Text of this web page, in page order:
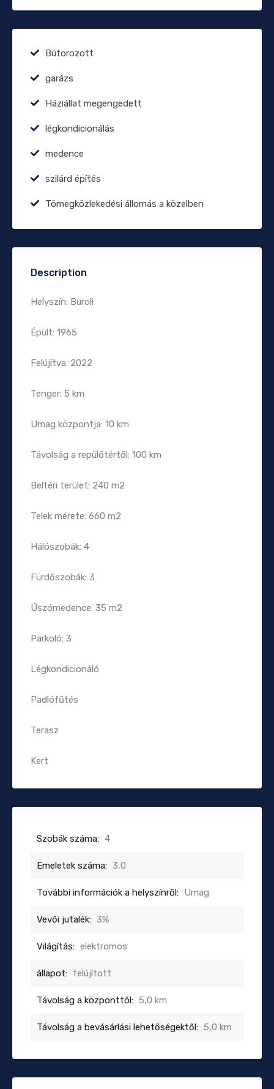
Bútorozott
garázs
Háziállat megengedett
légkondicionálás
medence
szilárd építés
Tömegközlekedési állomás a közelben
Description
Helyszín: Buroli
Épült: 1965
Felújítva: 2022
Tenger: 5 km
Umag központja: 10 km
Távolság a repülőtértől: 100 km
Beltéri terület: 240 m2
Telek mérete: 660 m2
Hálószobák: 4
Fürdőszobák: 3
Úszómedence: 35 m2
Parkoló: 3
Légkondicionáló
Padlófűtés
Terasz
Kert
Szobák száma: 4
Emeletek száma: 3,0
További információk a helyszínről: Umag
Vevői jutalék: 3%
Világítás: elektromos
állapot: felújított
Távolság a központtól: 5,0 km
Távolság a bevásárlási lehetőségektől: 5,0 km